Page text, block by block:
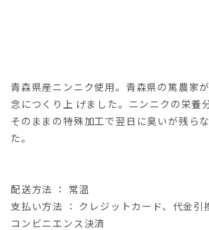
青森県産ニンニク使用。青森県の篤農家
念につくり上 げました。ニンニクの栄養
そのままの特殊加工で翌日に臭いが残ら
た。
配送方法 ： 常温
支払い方法 ： クレジットカード、 代金引
コンビニエンス決済